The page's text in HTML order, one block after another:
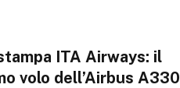
ITA Airways: il
volo dell’Airbus